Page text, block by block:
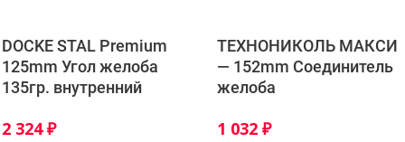
DOCKE STAL Premium
125mm Угол желоба
135гр. внутренний
2 324₽
ТЕХНОНИКОЛЬ МАКСИ
— 152mm Соединитель
желоба
1 032 ₽